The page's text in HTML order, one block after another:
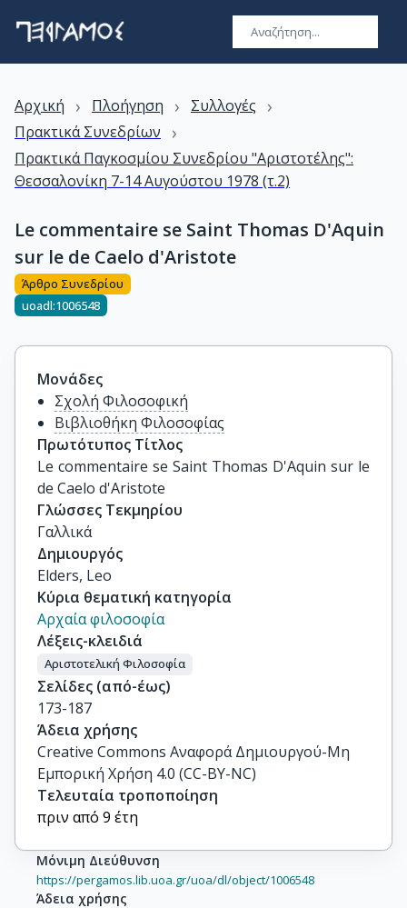
Αρχική › Πλοήγηση › Συλλογές ›
Πρακτικά Συνεδρίων ›
Πρακτικά Παγκοσμίου Συνεδρίου "Αριστοτέλης":
Θεσσαλονίκη 7-14 Αυγούστου 1978 (τ.2)
Le commentaire se Saint Thomas D'Aquin
sur le de Caelo d'Aristote
Άρθρο Συνεδρίου
uoadl:1006548
Μονάδες
Σχολή Φιλοσοφική
Βιβλιοθήκη Φιλοσοφίας
Πρωτότυπος Τίτλος
Le commentaire se Saint Thomas D'Aquin sur le
de Caelo d'Aristote
Γλώσσες Τεκμηρίου
Γαλλικά
Δημιουργός
Elders, Leo
Κύρια θεματική κατηγορία
Αρχαία φιλοσοφία
Λέξεις-κλειδιά
Αριστοτελική Φιλοσοφία
Σελίδες (από-έως)
173-187
Άδεια χρήσης
Creative Commons Αναφορά Δημιουργού-Μη
Εμπορική Χρήση 4.0 (CC-BY-NC)
Τελευταία τροποποίηση
πριν από 9 έτη
Μόνιμη Διεύθυνση
https://pergamos.lib.uoa.gr/uoa/dl/object/1006548
Άδεια χρήσης